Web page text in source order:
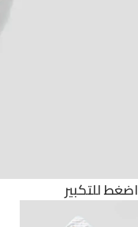
اضغط للتكبير